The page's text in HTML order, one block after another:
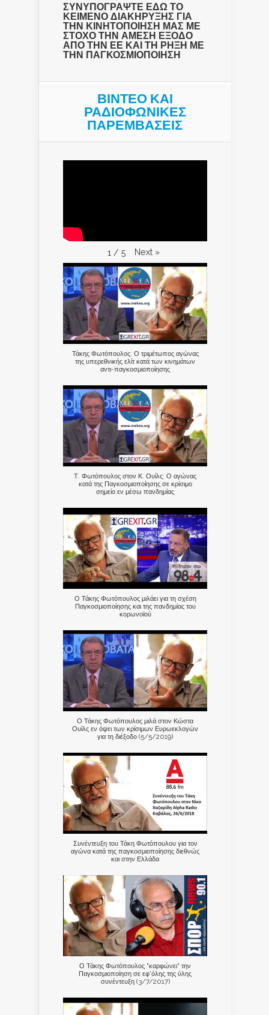
ΣΥΝΥΠΟΓΡΑΨΤΕ ΕΔΩ ΤΟ
ΚΕΙΜΕΝΟ ΔΙΑΚΗΡΥΞΗΣ ΓΙΑ
ΤΗΝ ΚΙΝΗΤΟΠΟΙΗΣΗ ΜΑΣ ΜΕ
ΣΤΟΧΟ ΤΗΝ ΑΜΕΣΗ ΕΞΟΔΟ
ΑΠΟ ΤΗΝ ΕΕ ΚΑΙ ΤΗ ΡΗΞΗ ΜΕ
ΤΗΝ ΠΑΓΚΟΣΜΙΟΠΟΙΗΣΗ
ΒΙΝΤΕΟ ΚΑΙ
ΡΑΔΙΟΦΩΝΙΚΕΣ
ΠΑΡΕΜΒΑΣΕΙΣ
1 / 5 Next »
Τάκης Φωτόπουλος: Ο τριμέτωπος αγώνας
της υπερεθνικής ελίτ κατά των κινημάτων
αντι-παγκοσμιοποίησης
Τ. Φωτόπουλος στον Κ. Ουίλς: Ο αγώνας
κατά της Παγκοσμιοποίησης σε κρίσιμο
σημείο εν μέσω πανδημίας
Ο Τάκης Φωτόπουλος μιλάει για τη σχέση
Παγκοσμιοποίησης και της πανδημίας του
κορωνοϊού
Ο Τάκης Φωτόπουλος μιλά στον Κώστα
Ουίλς εν όψει των κρίσιμων Ευρωεκλογών
για τη διέξοδο (5/5/2019)
Συνέντευξη του Τάκη Φωτόπουλου για τον
αγώνα κατά της παγκοσμιοποίησης διεθνώς
και στην Ελλάδα
Ο Τάκης Φωτόπουλος "καρφώνει" την
Παγκοσμιοποίηση σε εφ'όλης της ύλης
συνέντευξη (3/7/2017)